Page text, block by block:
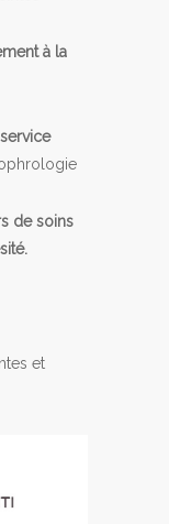
à la
service
de soins
et